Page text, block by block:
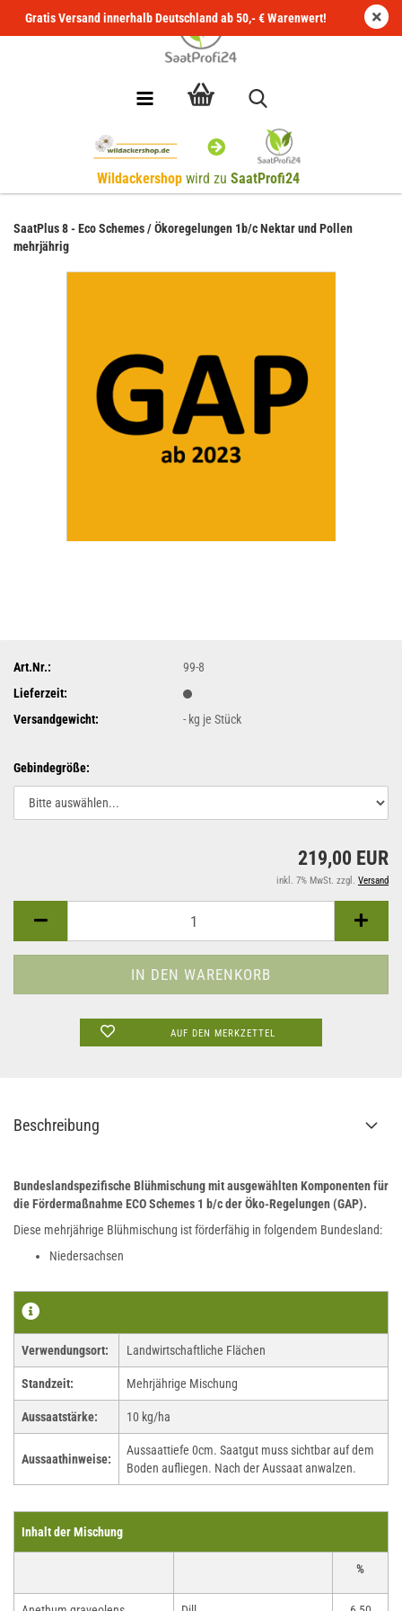
Wildackershop wird zu SaatProfi24
Gratis Versand innerhalb Deutschland ab 50,- € Warenwert!
SaatPlus 8 - Eco Schemes / Ökoregelungen 1b/c Nektar und Pollen
mehrjährig
Art.Nr.:
99-8
Lieferzeit:
Versandgewicht:
- kg je Stück
Gebindegröße:
219,00 EUR
inkl. 7% MwSt. zzgl. Versand
AUF DEN MERKZETTEL
Beschreibung
Bundeslandspezifische Blühmischung mit ausgewählten Komponenten für
die Fördermaßnahme ECO Schemes 1 b/c der Öko-Regelungen (GAP).
Diese mehrjährige Blühmischung ist förderfähig in folgendem Bundesland:
Niedersachsen
Verwendungsort: Landwirtschaftliche Flächen
Standzeit: Mehrjährige Mischung
Aussaatstärke: 10 kg/ha
Aussaathinweise:
Aussaattiefe 0cm. Saatgut muss sichtbar auf dem
Boden aufliegen. Nach der Aussaat anwalzen.
Inhalt der Mischung
%